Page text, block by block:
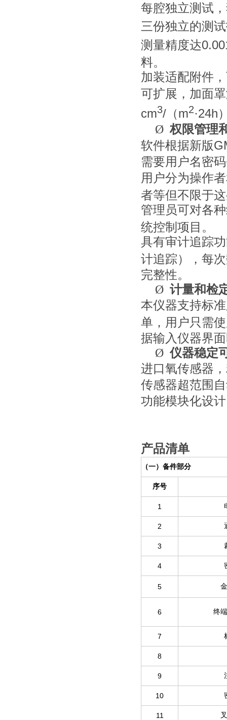
每腔独立测试
三份独立的测
测量精度达
料。
加装适配附件
可扩展，加面
cm3/ （m2·24h
Ø权限管理
软件根据新版
需要用户名密
用户分为操作
者等但不限于
管理员可对各
统控制项目。
具有审计追踪
计追踪），每
完整性。
Ø 计量和检
本仪器支持标
单，用户只需
据输入仪器界
Ø仪器稳定
进口氧传感器
传感器超范围
功能模块化设
产品清单
（一）备件部分
序号
1
2
3
4
5
6 终
7
8
9
10
11